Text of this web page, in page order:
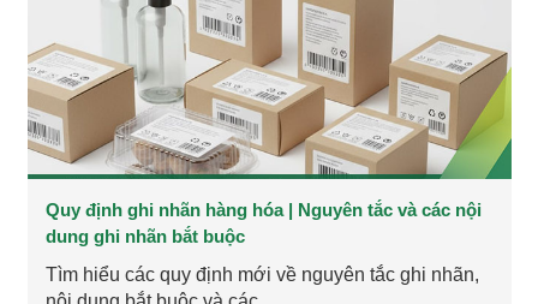
Quy định ghi nhãn hàng hóa | Nguyên tắc và các nội
dung ghi nhãn bắt buộc
Tìm hiểu các quy định mới về nguyên tắc ghi nhãn,